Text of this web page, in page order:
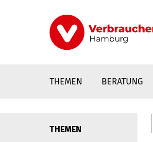
THEMEN BERATUNG
THEMEN